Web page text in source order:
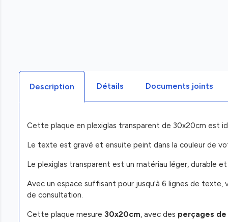
Description Détails Documents joints
Cette plaque en plexiglas transparent de 30x20cm est
Le texte est gravé et ensuite peint dans la couleur de
Le plexiglas transparent est un matériau léger,
Avec un espace suffisant pour jusqu'à 6 lignes de
de consultation.
Cette plaque mesure 30x20cm, avec des perçages